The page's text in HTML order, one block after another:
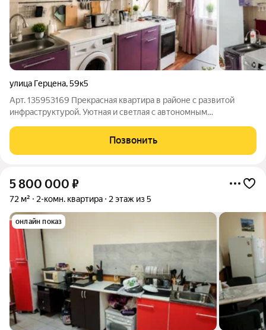
улица Герцена,59к5
Арт. 135953169 Прекрасная квартира в районе с развитой
инфраструктурой. Уютная и светлая с автономным
изолированные комнаты, частично меблирована.
Застекленный балкон. Хорошее расположение, рядом
Позвонить
5 800 000 ₽
72 м² 2-комн. квартира 2 этаж из 5
онлайн показ